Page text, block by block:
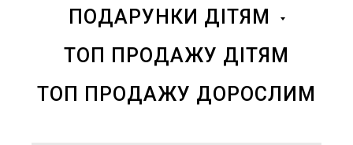
ПОДАРУНКИ ДІТЯМ
ТОП ПРОДАЖУ ДІТЯМ
ТОП ПРОДАЖУ ДОРОСЛИМ